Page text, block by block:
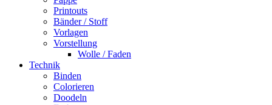
Printouts
Bänder / Stoff
Vorlagen
Vorstellung
Wolle / Faden
Technik
Binden
Colorieren
Doodeln